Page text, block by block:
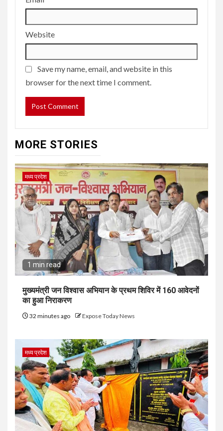
Website
Save my name, email, and website in this
browser for the next time I comment.
MORE STORIES
मध्य प्रदेश
1 min read
मुख्यमंत्री जन विश्वास अभियान के प्रथम शिविर में 160 आवेदनों
का हुआ निराकरण
32 minutes ago Expose Today News
मध्य प्रदेश